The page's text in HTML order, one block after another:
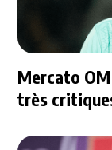
Mercato
très